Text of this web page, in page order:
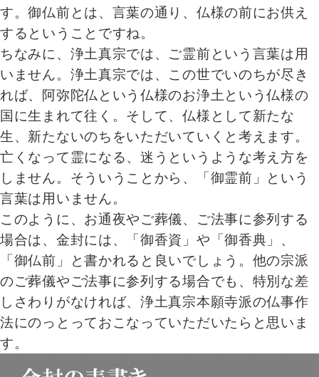
す。御仏前とは、言葉の通り、仏様の前にお供え
するということですね。
ちなみに、浄土真宗では、ご霊前という言葉は用
いません。浄土真宗では、この世でいのちが尽き
れば、阿弥陀仏という仏様のお浄土という仏様の
国に生まれて往く。そして、仏様として新たな
生、新たないのちをいただいていくと考えます。
亡くなって霊になる、迷うというような考え方を
しません。そういうことから、「御霊前」という
言葉は用いません。
このように、お通夜やご葬儀、ご法事に参列する
場合は、金封には、「御香資」や「御香典」、
「御仏前」と書かれると良いでしょう。他の宗派
のご葬儀やご法事に参列する場合でも、特別な差
しさわりがなければ、浄土真宗本願寺派の仏事作
法にのっとっておこなっていただいたらと思いま
す。